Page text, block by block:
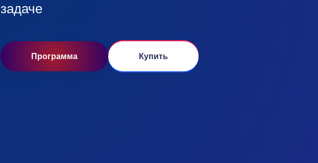
задаче
Программа Купить